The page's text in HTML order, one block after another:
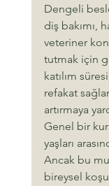
Dengeli
diş bakımı,
veteriner
tutmak için
katılım
refakat
artırmaya
Genel bir
yaşları
Ancak bu
bireysel